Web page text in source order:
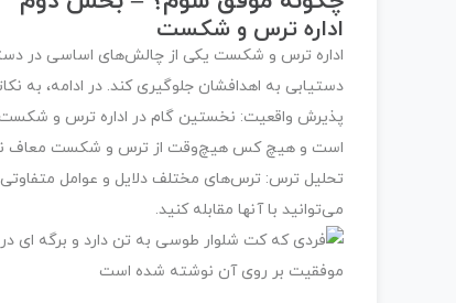
اداره ترس و شکست
اداره ترس و شکست یکی از چالش‌های اساسی در
دستیابی به اهدافشان جلوگیری کند. در ادامه، به
پذیرش واقعیت: نخستین گام در اداره ترس و
است و هیچ کس هیچ‌وقت از ترس و شکست معاف
تحلیل ترس: ترس‌های مختلف دلایل و عوامل متفاوتی
می‌توانید با آنها مقابله کنید.